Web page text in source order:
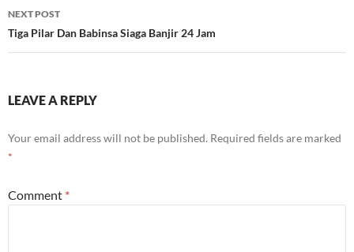
NEXT POST
Tiga Pilar Dan Babinsa Siaga Banjir 24 Jam
LEAVE A REPLY
Your email address will not be published. Required fields are marked
*
Comment *